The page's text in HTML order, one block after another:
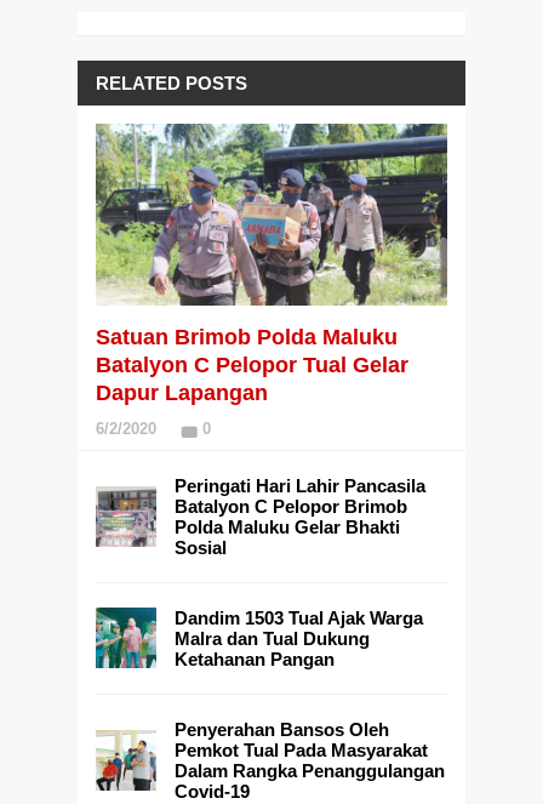
RELATED POSTS
Satuan Brimob Polda Maluku
Batalyon C Pelopor Tual Gelar
Dapur Lapangan
6/2/2020 0
Peringati Hari Lahir Pancasila
Batalyon C Pelopor Brimob
Polda Maluku Gelar Bhakti
Sosial
Dandim 1503 Tual Ajak Warga
Malra dan Tual Dukung
Ketahanan Pangan
Penyerahan Bansos Oleh
Pemkot Tual Pada Masyarakat
Dalam Rangka Penanggulangan
Covid-19